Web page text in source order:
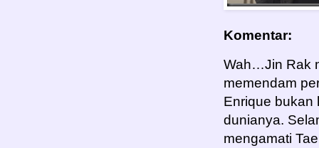
Komentar:
Wah…Jin Rak
memendam
Enrique bukan
dunianya.
mengamati